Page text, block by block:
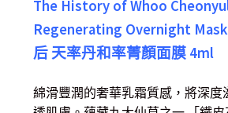
The History of Whoo
Regenerating Overnight Mask
后 天率丹和率菁顏面膜 4ml
綿滑豐潤的奢華乳霜質感，將深度